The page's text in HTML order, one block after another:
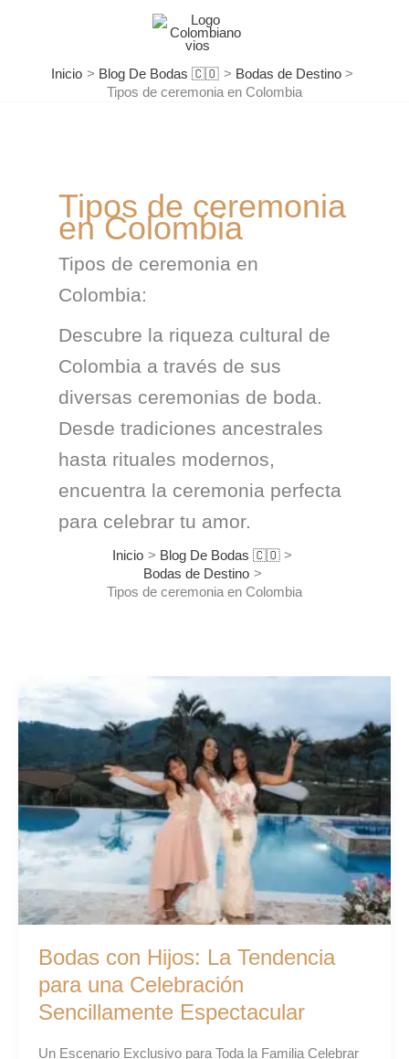
Inicio
Blog De Bodas 🇨🇴
Bodas de Destino
Tipos de ceremonia en Colombia
Tipos de ceremonia
en Colombia
Tipos de ceremonia en
Colombia:
Descubre la riqueza cultural de
Colombia a través de sus
diversas ceremonias de boda.
Desde tradiciones ancestrales
hasta rituales modernos,
encuentra la ceremonia perfecta
para celebrar tu amor.
Inicio
Blog De Bodas 🇨🇴
Bodas de Destino
Tipos de ceremonia en Colombia
Bodas con Hijos: La Tendencia
para una Celebración
Sencillamente Espectacular
Un Escenario Exclusivo para Toda la Familia Celebrar
Bodas
Hijos:
Tendencia
para
una
Celebración
Sencillamente